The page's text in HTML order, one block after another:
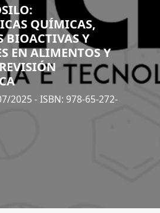
QUÍMICAS,
BIOACTIVAS Y
EN ALIMENTOS Y
2025 - ISBN: 978-65-272-